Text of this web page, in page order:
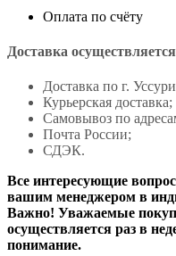
Оплата по счёту
Доставка
Доставка по г.
Курьерская доставка;
Самовывоз по
Почта России;
СДЭК.
Все интересующие
вашим менеджером в
Важно! Уважаемые
осуществляется раз в
понимание.